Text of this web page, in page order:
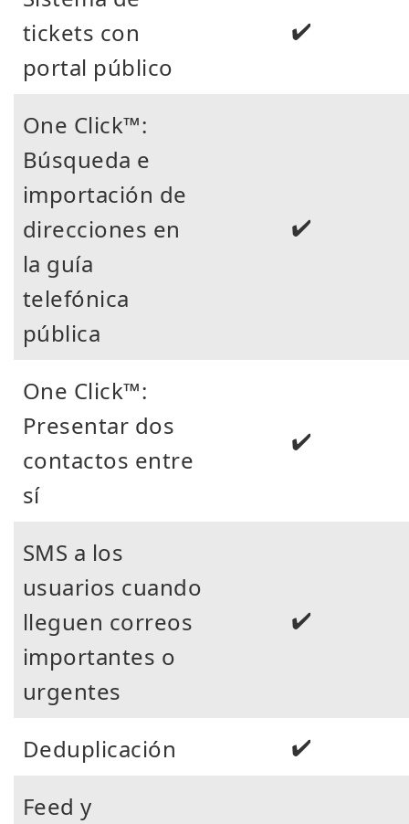
tickets con
portal público
✔️
One Click™:
Búsqueda e
importación de
direcciones en
la guía
telefónica
pública
✔️
One Click™:
Presentar dos
contactos entre
sí
✔️
SMS a los
usuarios cuando
lleguen correos
importantes o
urgentes
✔️
Deduplicación
✔️
Feed y